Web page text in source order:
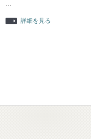
…
詳細を見る